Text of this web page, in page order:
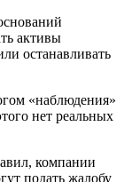
активы
останавливать
«наблюдения»
нет реальных
компании
подать жалобу